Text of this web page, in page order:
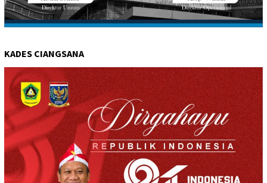
KADES CIANGSANA